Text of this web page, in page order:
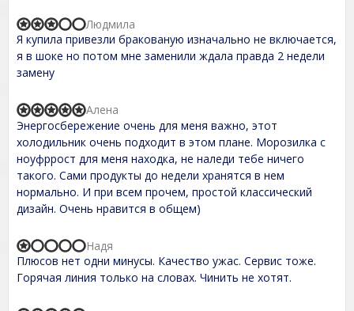
5
R
a
t
e
d
,
0
o
u
t
o
f
5
Я купила привезли бракованую изначально не включается,
я в шоке но потом мне заменили ждала правда 2 недели
замену
Людмила
R
a
t
d
5
,
0
o
t
o
f
5
Энергосбережение очень для меня важно, этот
холодильник очень подходит в этом плане. Морозилка с
ноуфррост для меня находка, не наледи тебе ничего
такого. Сами продукты до недели хранятся в нем
нормально. И при всем прочем, простой классический
дизайн. Очень нравится в общем)
Алена
R
a
t
Плюсов нет одни минусы. Качество ужас. Сервис тоже.
Горячая линия только на словах. Чинить не хотят.
Надя